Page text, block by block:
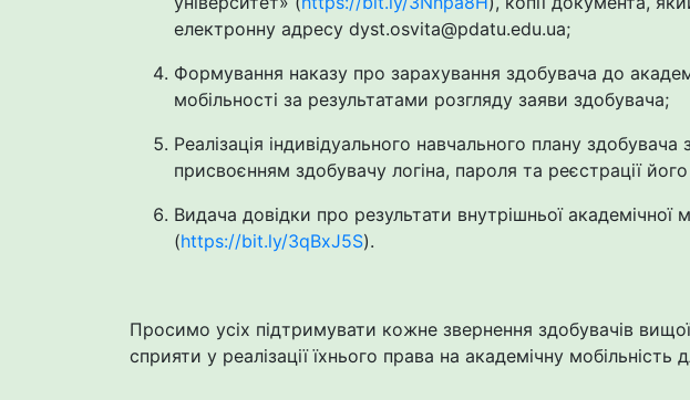
електронну адресу dyst.osvita@pdatu.edu.ua;
Формування наказу про зарахування здобувача до
мобільності за результатами розгляду заяви здобувача;
Реалізація індивідуального навчального плану
присвоєнням здобувачу логіна, пароля та реєстрації
Видача довідки про результати внутрішньої академічної
(https://bit.ly/3qBxJ5S).
Просимо усіх підтримувати кожне звернення здобувачів
сприяти у реалізації їхнього права на академічну